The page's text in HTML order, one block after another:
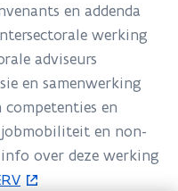
en addenda
werking
adviseurs
en samenwerking
competenties en
en non-
over deze werking